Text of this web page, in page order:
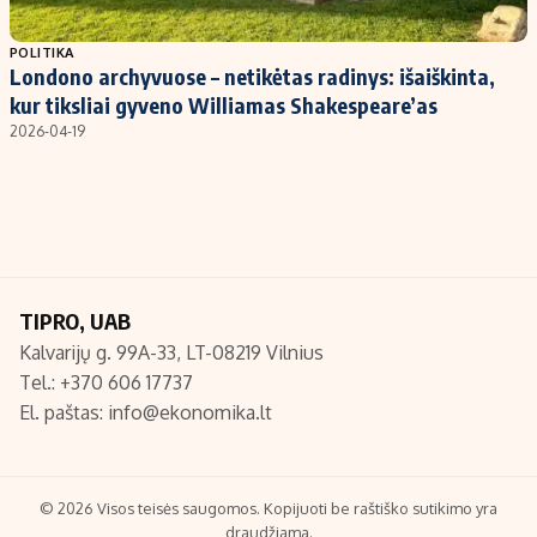
Populiarios temos
Investavimas
Akcijų rinka
Titulinis
Nedarbo išmokos skaičiuoklė
Redakcija
Turinio žymėjimo taisyklės
POLITIKA
Londono archyvuose – netikėtas radinys: išaiškinta,
kur tiksliai gyveno Williamas Shakespeare’as
2026-04-19
TIPRO, UAB
Kalvarijų g. 99A-33, LT-08219 Vilnius
Tel.: +370 606 17737
El. paštas: info@ekonomika.lt
© 2026 Visos teisės saugomos. Kopijuoti be raštiško sutikimo yra
draudžiama.